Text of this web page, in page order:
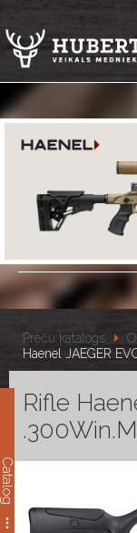
Catalog
Preču katalogs
Haenel JAEGER
Rifle